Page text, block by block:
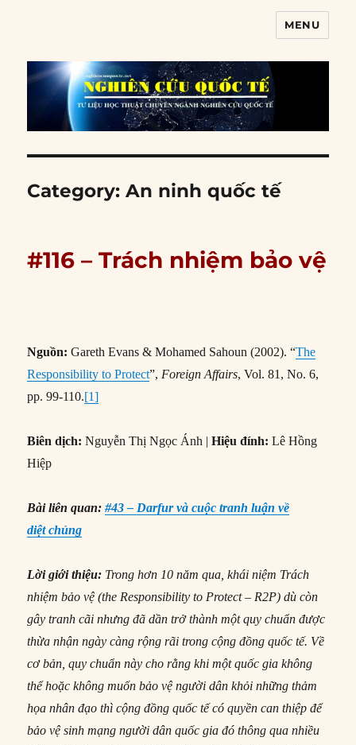
MENU
Category:An ninh quốc tế
#116 – Trách nhiệm bảo vệ
Nguồn: Gareth Evans & Mohamed Sahoun (2002). “The
Responsibility to Protect”,Foreign Affairs, Vol. 81, No. 6,
pp. 99-110.[1]
Biên dịch: Nguyễn Thị Ngọc Ánh |Hiệu đính: Lê Hồng
Hiệp
Bài liên quan:#43 – Darfur và cuộc tranh luận về
diệt chủng
Lời giới thiệu: Trong hơn 10 năm qua, khái niệm Trách
nhiệm bảo vệ (the Responsibility to Protect – R2P) dù còn
gây tranh cãi nhưng đã dần trở thành một quy chuẩn được
thừa nhận ngày càng rộng rãi trong cộng đồng quốc tế. Về
cơ bản, quy chuẩn này cho rằng khi một quốc gia không
thể hoặc không muốn bảo vệ người dân khỏi những thảm
họa nhân đạo thì cộng đồng quốc tế có quyền can thiệp để
bảo vệ sinh mạng người dân quốc gia đó thông qua nhiều